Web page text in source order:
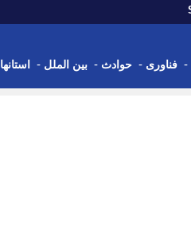
- فناوری - حوادث - بین الملل - استانها